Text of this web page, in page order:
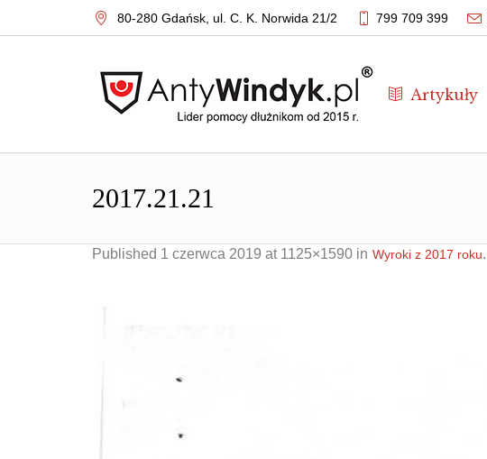
80-280 Gdańsk, ul. C. K. Norwida 21/2 799 709 399
Artykuły
2017.21.21
Published 1 czerwca 2019 at 1125×1590 in Wyroki z 2017 roku.